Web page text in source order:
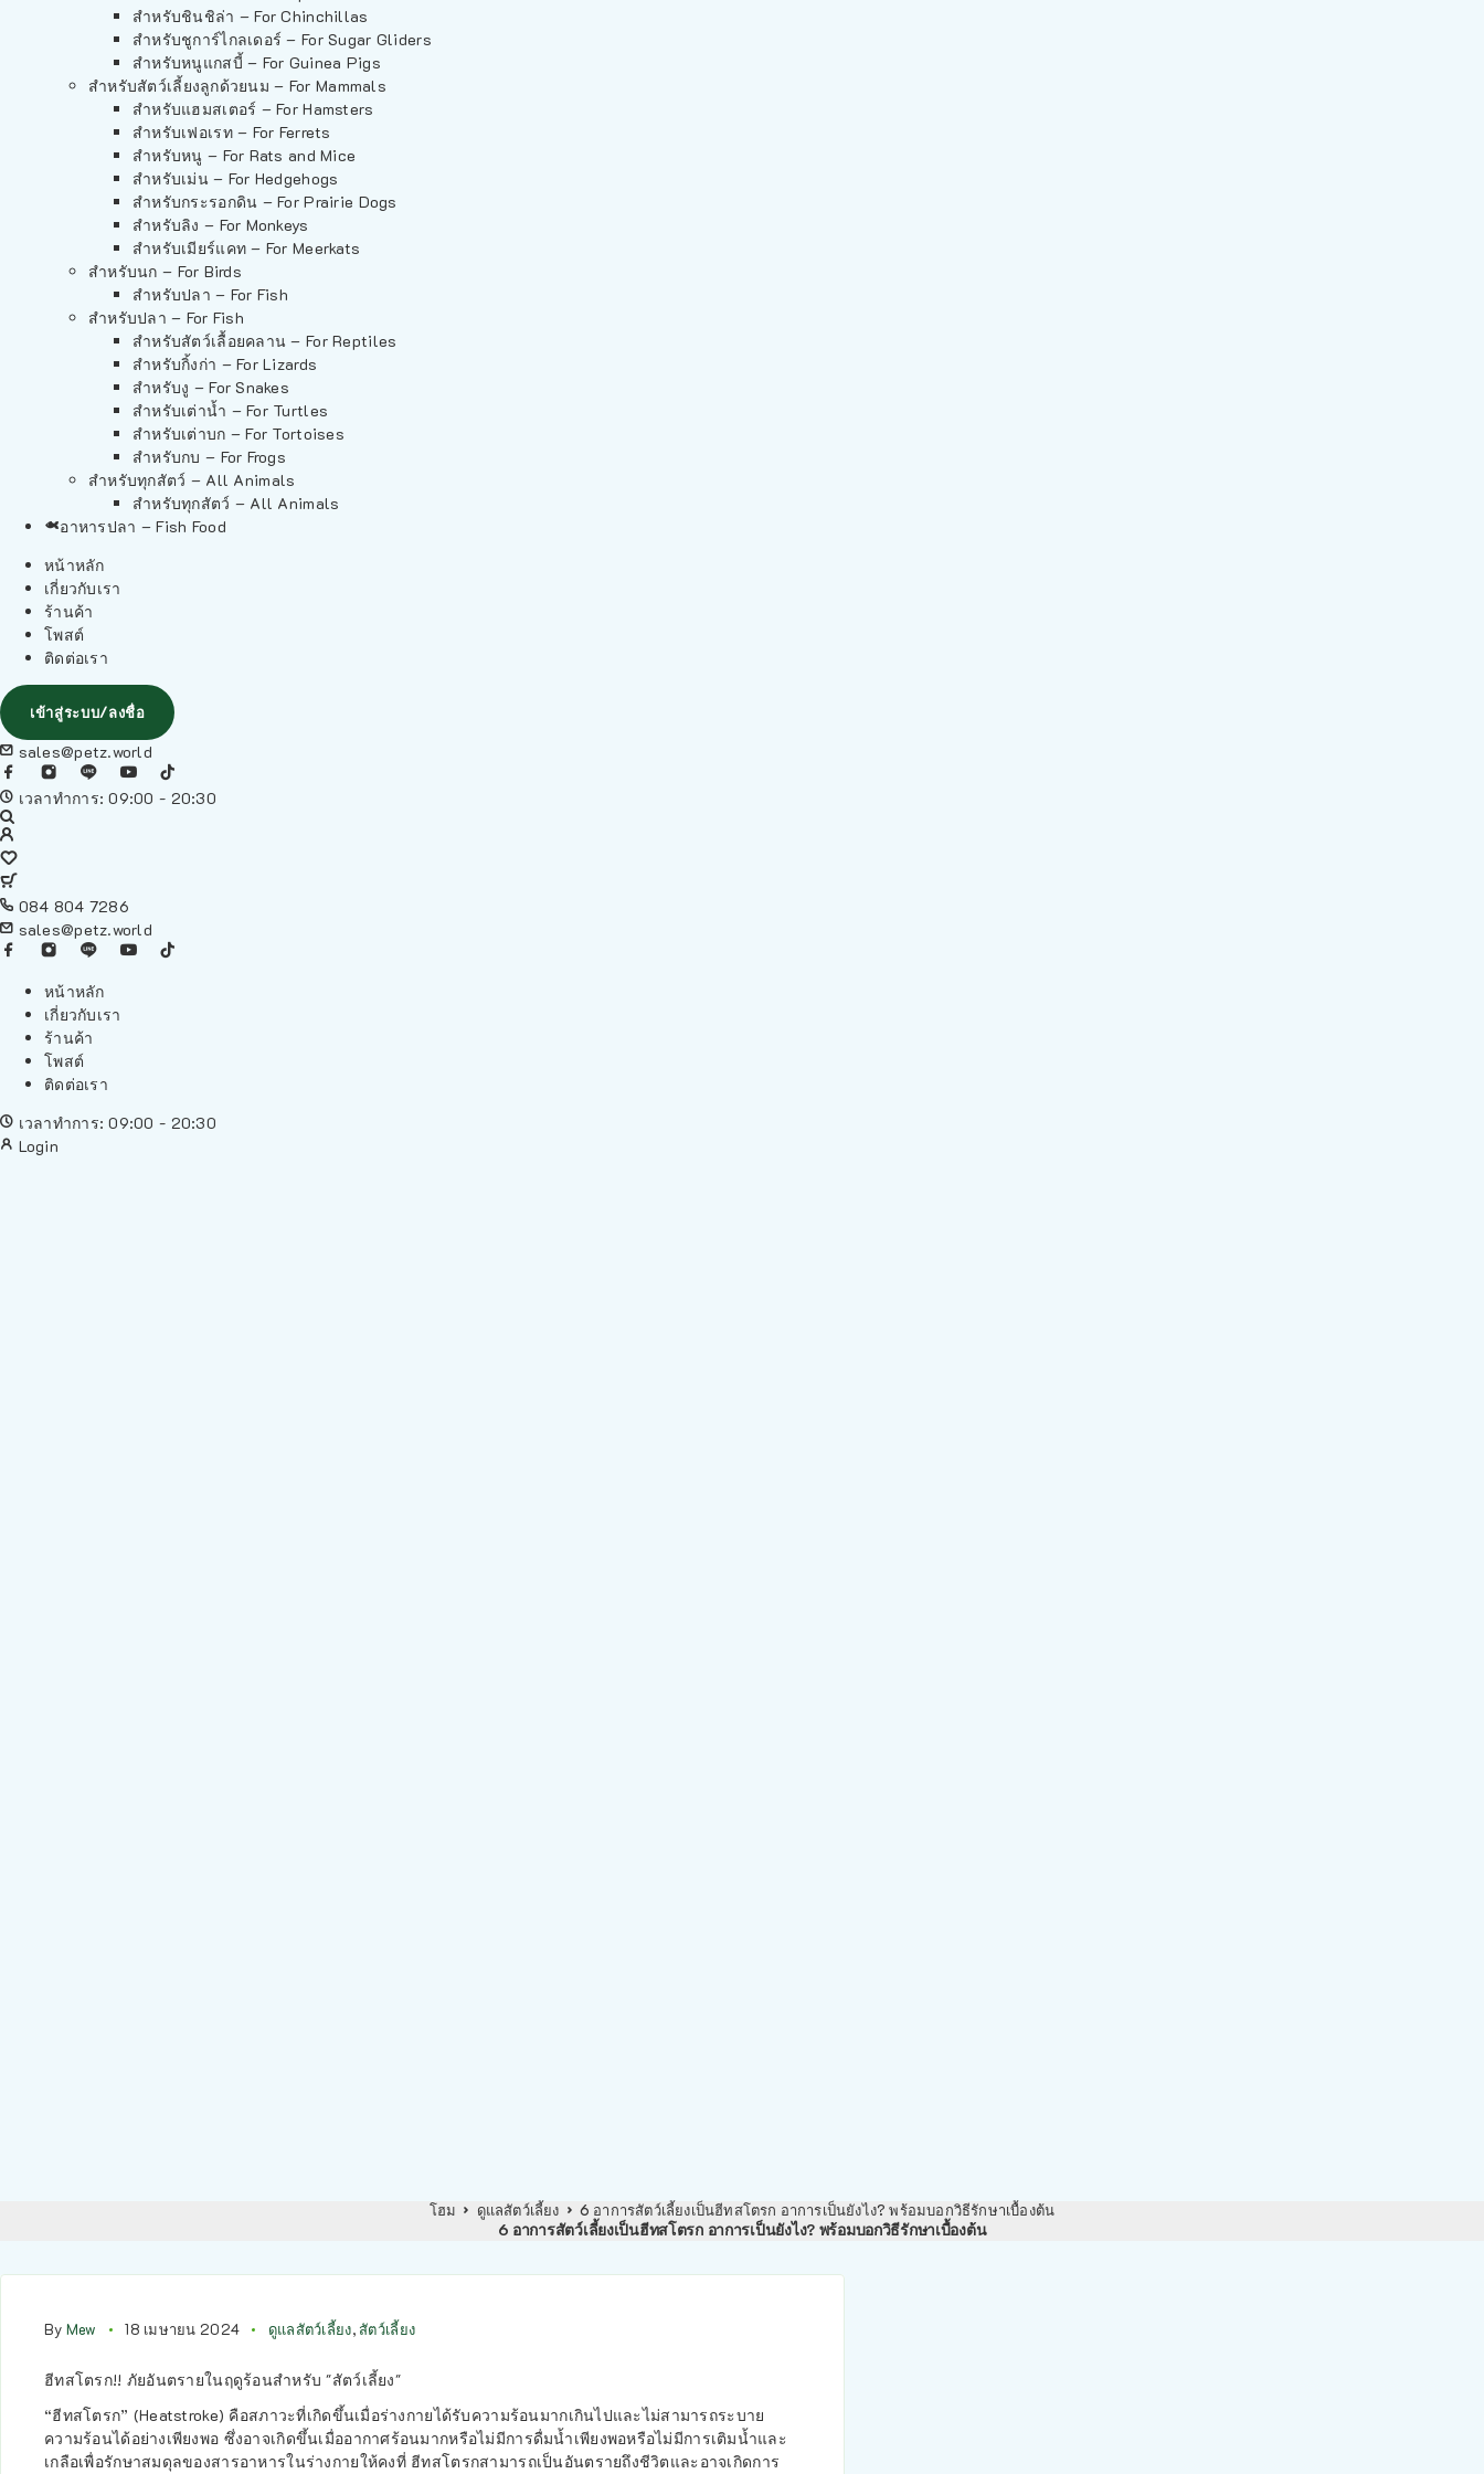
สำหรับชินชิล่า – For Chinchillas
สำหรับชูการ์ไกลเดอร์ – For Sugar Gliders
สำหรับหนูแกสบี้ – For Guinea Pigs
สำหรับสัตว์เลี้ยงลูกด้วยนม – For Mammals
สำหรับแฮมสเตอร์ – For Hamsters
สำหรับเฟอเรท – For Ferrets
สำหรับหนู – For Rats and Mice
สำหรับเม่น – For Hedgehogs
สำหรับกระรอกดิน – For Prairie Dogs
สำหรับลิง – For Monkeys
สำหรับเมียร์แคท – For Meerkats
สำหรับนก – For Birds
สำหรับปลา – For Fish
สำหรับปลา – For Fish
สำหรับสัตว์เลื้อยคลาน – For Reptiles
สำหรับกิ้งก่า – For Lizards
สำหรับงู – For Snakes
สำหรับเต่าน้ำ – For Turtles
สำหรับเต่าบก – For Tortoises
สำหรับกบ – For Frogs
สำหรับทุกสัตว์ – All Animals
สำหรับทุกสัตว์ – All Animals
อาหารปลา – Fish Food
หน้าหลัก
เกี่ยวกับเรา
ร้านค้า
โพสต์
ติดต่อเรา
เข้าสู่ระบบ/ลงชื่อ
sales@petz.world
เวลาทำการ: 09:00 - 20:30
084 804 7286
sales@petz.world
หน้าหลัก
เกี่ยวกับเรา
ร้านค้า
โพสต์
ติดต่อเรา
เวลาทำการ: 09:00 - 20:30
Login
โฮม ดูแลสัตว์เลี้ยง 6 อาการสัตว์เลี้ยงเป็นฮีทสโตรก อาการเป็นยังไง? พร้อมบอกวิธีรักษาเบื้องต้น
6 อาการสัตว์เลี้ยงเป็นฮีทสโตรก อาการเป็นยังไง? พร้อมบอกวิธีรักษาเบื้องต้น
By Mew 18 เมษายน 2024 ดูแลสัตว์เลี้ยง, สัตว์เลี้ยง
ฮีทสโตรก!! ภัยอันตรายในฤดูร้อนสำหรับ "สัตว์เลี้ยง"
“ฮีทสโตรก” (Heatstroke) คือสภาวะที่เกิดขึ้นเมื่อร่างกายได้รับความร้อนมากเกินไปและไม่สามารถระบาย
ความร้อนได้อย่างเพียงพอ ซึ่งอาจเกิดขึ้นเมื่ออากาศร้อนมากหรือไม่มีการดื่มน้ำเพียงพอหรือไม่มีการเติมน้ำและ
เกลือเพื่อรักษาสมดุลของสารอาหารในร่างกายให้คงที่ ฮีทสโตรกสามารถเป็นอันตรายถึงชีวิตและอาจเกิดการ